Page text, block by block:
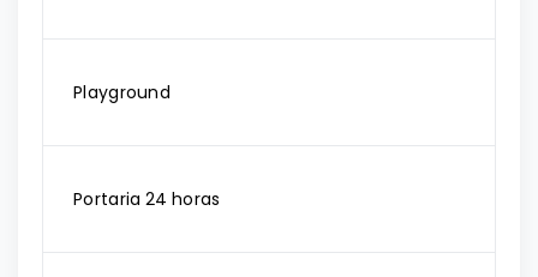
Playground
Portaria 24 horas